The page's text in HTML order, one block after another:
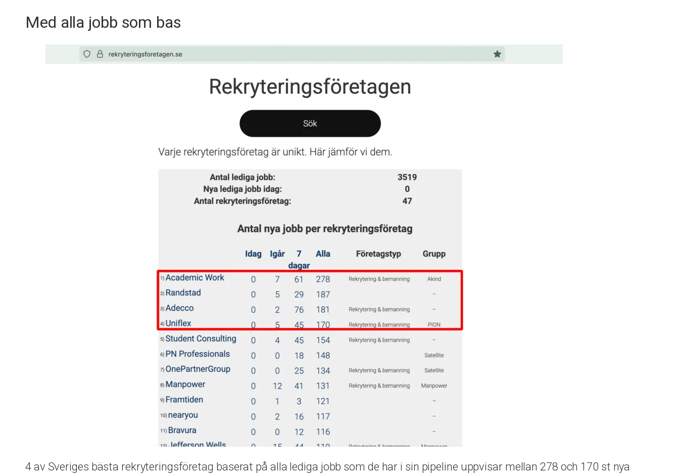
Med alla jobb som bas
4 av Sveriges bästa rekryteringsföretag baserat på alla lediga jobb som de har i sin pipeline uppvisar mellan 278 och 170 st nya